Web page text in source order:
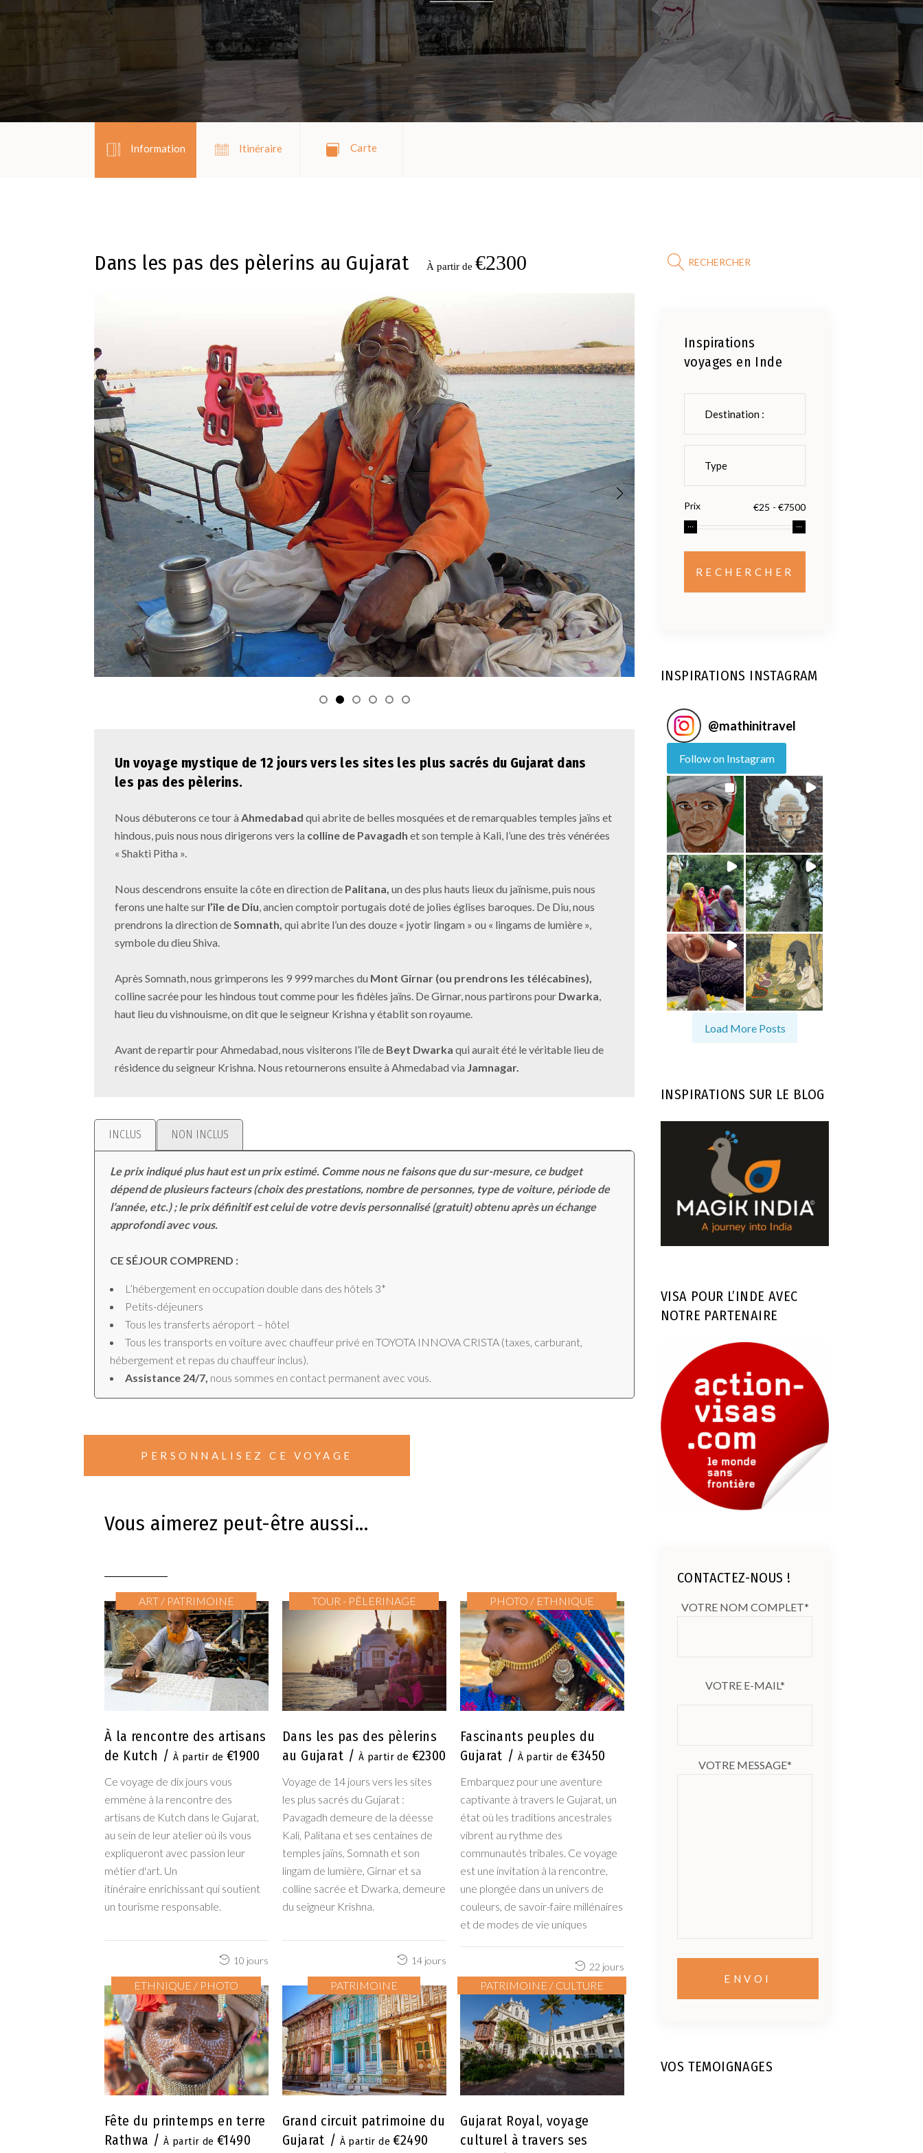
Information Itinéraire Carte
Dans les pas des pèlerins au Gujarat €2300
Un voyage mystique de 12 jours vers les sites les plus sacrés du Gujarat dans
les pas des pèlerins.
Nous débuterons ce tour à Ahmedabad qui abrite de belles mosquées et de remarquables temples jaïns et
hindous, puis nous nous dirigerons vers la colline de Pavagadh et son temple à Kali, l’une des très vénérées
« Shakti Pitha ».
Nous descendrons ensuite la côte en direction de Palitana, un des plus hauts lieux du jaïnisme, puis nous
ferons une halte sur l’île de Diu , ancien comptoir portugais doté de jolies églises baroques. De Diu, nous
prendrons la direction de Somnath, qui abrite l’un des douze « jyotir lingam » ou « lingams de lumière »,
symbole du dieu Shiva.
Après Somnath, nous grimperons les 9 999 marches du Mont Girnar (ou prendrons les télécabines),
colline sacrée pour les hindous tout comme pour les fidèles jaïns. De Girnar, nous partirons pour Dwarka
haut lieu du vishnouisme, on dit que le seigneur Krishna y établit son royaume.
Avant de repartir pour Ahmedabad, nous visiterons l’île de Beyt Dwarka qui aurait été le véritable lieu de
résidence du seigneur Krishna. Nous retournerons ensuite à Ahmedabad via Jamnagar.
INCLUS NON INCLUS
Le prix indiqué plus haut est un prix estimé. Comme nous ne faisons que du sur-mesure, ce budget
dépend de plusieurs facteurs (choix des prestations, nombre de personnes, type de voiture, période de
l’année, etc.) ; le prix définitif est celui de votre devis personnalisé (gratuit) obtenu après un échange
approfondi avec vous.
CE SÉJOUR COMPREND :
L’hébergement en occupation double dans des hôtels 3*
Petits-déjeuners
Tous les transferts aéroport – hôtel
Tous les transports en voiture avec chauffeur privé en TOYOTA INNOVA CRISTA (taxes, carburant,
hébergement et repas du chauffeur inclus).
Assistance 24/7, nous sommes en contact permanent avec vous.
PERSONNALISEZ CE VOYAGE
Vous aimerez peut-être aussi...
ART / PATRIMOINE
À la rencontre des artisans
de Kutch
€1900
Ce voyage de dix jours vous
emmène à la rencontre des
artisans de Kutch dans le Gujarat,
au sein de leur atelier où ils vous
expliqueront avec passion leur
métier d'art. Un
itinéraire enrichissant qui soutient
un tourisme responsable.
10 jours
TOUR - PÈLERINAGE
Dans les pas des pèlerins
au Gujarat
€2300
Voyage de 14 jours vers les sites
les plus sacrés du Gujarat :
Pavagadh demeure de la déesse
Kali, Palitana et ses centaines de
temples jaïns, Somnath et son
lingam de lumière, Girnar et sa
colline sacrée et Dwarka, demeure
du seigneur Krishna.
14 jours
PHOTO / ETHNIQUE
Fascinants peuples du
Gujarat
€3450
Embarquez pour une aventure
captivante à travers le Gujarat, un
état où les traditions ancestrales
vibrent au rythme des
communautés tribales. Ce voyage
est une invitation à la rencontre,
une plongée dans un univers de
couleurs, de savoir-faire millénaires
et de modes de vie uniques
22 jours
ETHNIQUE / PHOTO
Fête du printemps en terre
Rathwa
€1490
PATRIMOINE
Grand circuit patrimoine du
Gujarat
€2490
PATRIMOINE / CULTURE
Gujarat Royal, voyage
culturel à travers ses
RECHERCHER
Inspirations
voyages en Inde
Prix
INSPIRATIONS INSTAGRAM
@mathinitravel
Follow on Instagram
Load More Posts
INSPIRATIONS SUR LE BLOG
VISA POUR L’INDE AVEC
NOTRE PARTENAIRE
CONTACTEZ-NOUS !
VOTRE NOM COMPLET*
VOTRE E-MAIL*
VOTRE MESSAGE*
VOS TEMOIGNAGES